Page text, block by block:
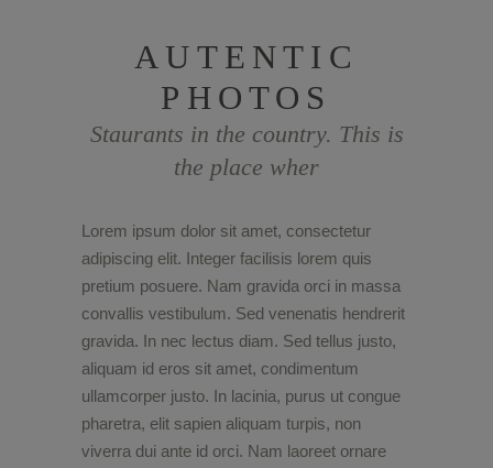
AUTENTIC
PHOTOS
Staurants in the country. This is
the place wher
Lorem ipsum dolor sit amet, consectetur
adipiscing elit. Integer facilisis lorem quis
pretium posuere. Nam gravida orci in massa
convallis vestibulum. Sed venenatis hendrerit
gravida. In nec lectus diam. Sed tellus justo,
aliquam id eros sit amet, condimentum
ullamcorper justo. In lacinia, purus ut congue
pharetra, elit sapien aliquam turpis, non
viverra dui ante id orci. Nam laoreet ornare